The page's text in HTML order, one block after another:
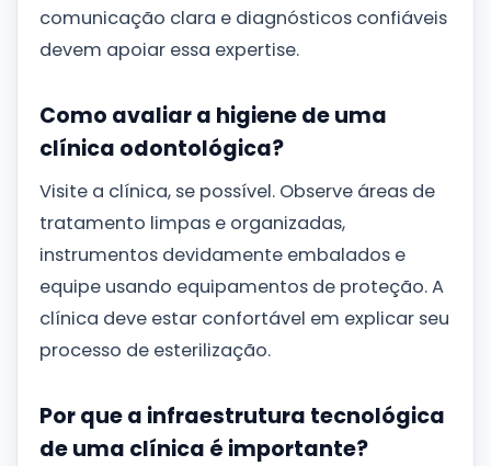
comunicação clara e diagnósticos confiáveis
devem apoiar essa expertise.
Como avaliar a higiene de uma
clínica odontológica?
Visite a clínica, se possível. Observe áreas de
tratamento limpas e organizadas,
instrumentos devidamente embalados e
equipe usando equipamentos de proteção. A
clínica deve estar confortável em explicar seu
processo de esterilização.
Por que a infraestrutura tecnológica
de uma clínica é importante?